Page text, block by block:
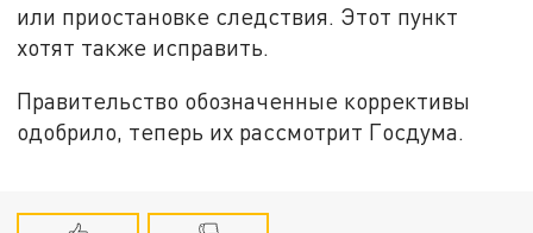
или приостановке следствия. Этот пункт
хотят также исправить.
Правительство обозначенные коррективы
одобрило, теперь их рассмотрит Госдума.